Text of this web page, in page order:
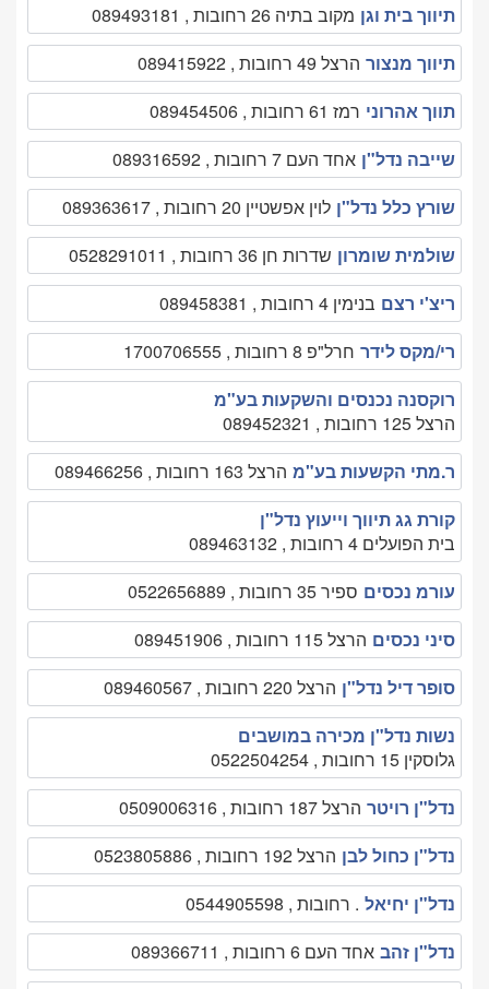
תיווך בית וגן מקוב בתיה 26 רחובות , 089493181
תיווך מנצור הרצל 49 רחובות , 089415922
תווך אהרוני רמז 61 רחובות , 089454506
שייבה נדל"ן אחד העם 7 רחובות , 089316592
שורץ כלל נדל"ן לוין אפשטיין 20 רחובות , 089363617
שולמית שומרון שדרות חן 36 רחובות , 0528291011
ריצ'י רצם בנימין 4 רחובות , 089458381
רי/מקס לידר חרל"פ 8 רחובות , 1700706555
רוקסנה נכנסים והשקעות בע"מ
הרצל 125 רחובות , 089452321
ר.מתי הקשעות בע"מ הרצל 163 רחובות , 089466256
קורת גג תיווך וייעוץ נדל"ן
בית הפועלים 4 רחובות , 089463132
עורמ נכסים ספיר 35 רחובות , 0522656889
סיני נכסים הרצל 115 רחובות , 089451906
סופר דיל נדל"ן הרצל 220 רחובות , 089460567
נשות נדל"ן מכירה במושבים
גלוסקין 15 רחובות , 0522504254
נדל"ן רויטר הרצל 187 רחובות , 0509006316
נדל"ן כחול לבן הרצל 192 רחובות , 0523805886
נדל"ן יחיאל . רחובות , 0544905598
נדל"ן זהב אחד העם 6 רחובות , 089366711